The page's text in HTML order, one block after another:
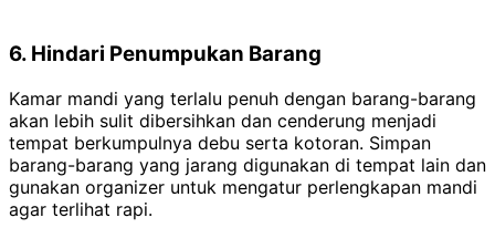
6. Hindari Penumpukan Barang
Kamar mandi yang terlalu penuh dengan barang-barang
akan lebih sulit dibersihkan dan cenderung menjadi
tempat berkumpulnya debu serta kotoran. Simpan
barang-barang yang jarang digunakan di tempat lain dan
gunakan organizer untuk mengatur perlengkapan mandi
agar terlihat rapi.